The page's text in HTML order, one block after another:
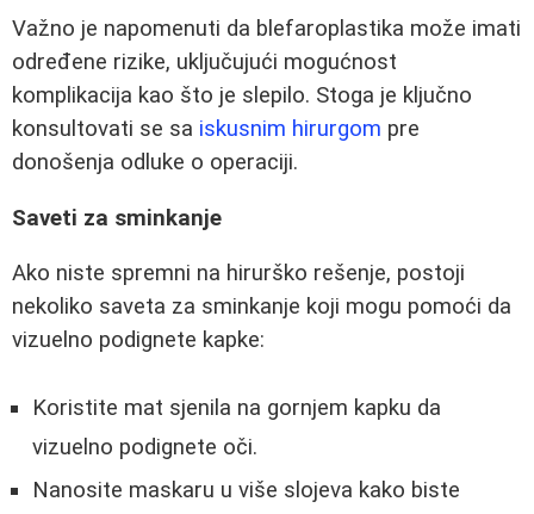
Važno je napomenuti da blefaroplastika može imati
određene rizike, uključujući mogućnost
komplikacija kao što je slepilo. Stoga je ključno
konsultovati se sa iskusnim hirurgom pre
donošenja odluke o operaciji.
Saveti za sminkanje
Ako niste spremni na hirurško rešenje, postoji
nekoliko saveta za sminkanje koji mogu pomoći da
vizuelno podignete kapke:
Koristite mat sjenila na gornjem kapku da
vizuelno podignete oči.
Nanosite maskaru u više slojeva kako biste